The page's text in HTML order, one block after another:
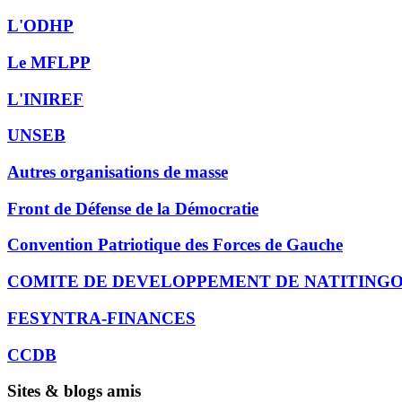
L'ODHP
Le MFLPP
L'INIREF
UNSEB
Autres organisations de masse
Front de Défense de la Démocratie
Convention Patriotique des Forces de Gauche
COMITE DE DEVELOPPEMENT DE
FESYNTRA-FINANCES
CCDB
Sites & blogs amis